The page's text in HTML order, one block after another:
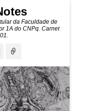
da Faculdade de
1A do CNPq. Carnet
Instagram